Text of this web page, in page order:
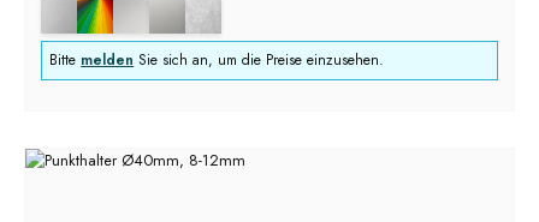
Bitte melden Sie sich an, um die Preise einzusehen.